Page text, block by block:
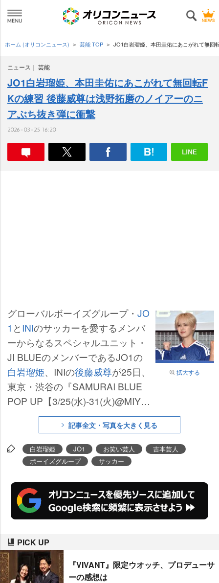
ホーム (オリコンニュース) 芸能 TOP JO1白岩瑠姫、本田圭佑にあこがれて無回
ニュース 芸能
JO1白岩瑠姫、本田圭佑にあこがれて無回転F
Kの練習 後藤威尊は浅野拓磨のノイアーのニ
アぶち抜き弾に衝撃
2026-03-25 16:20
拡大する
グローバルボーイズグループ・ JO
1 と INIのサッカーを愛するメンバ
ーからなるスペシャルユニット・
JI BLUEのメンバーであるJO1の
白岩瑠姫、INIの後藤威尊が25日、
東京・渋谷の『SAMURAI BLUE
POP UP【3/25(水)-31(火)@MIYA
SHITA PARK】』のオープニング
イベント「SAMURAI BLUE OPE
N CAMPUS」に参加した。
記事全文・写真を大きく見る
白岩瑠姫 JO1 お笑い芸人
吉本芸人
ボーイズグループ
サッカー
PICK UP
『VIVANT』限定ウオッチ、プロデューサ
ーの感想は